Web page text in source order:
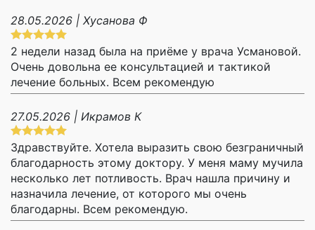
28.05.2026 | Хусанова Ф
2 недели назад была на приёме у врача Усмановой.
Очень довольна ее консультацией и тактикой
лечение больных. Всем рекомендую
27.05.2026 | Икрамов К
Здравствуйте. Хотела выразить свою безграничный
благодарность этому доктору. У меня маму мучила
несколько лет потливость. Врач нашла причину и
назначила лечение, от которого мы очень
благодарны. Всем рекомендую.